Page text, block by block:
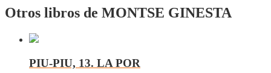
Otros libros de MONTSE GINESTA
PIU-PIU, 13. LA POR